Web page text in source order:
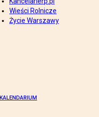
Wieści Rolnicze
Życie Warszawy
KALENDARIUM